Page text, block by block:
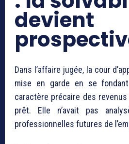
devient
Dans l’affaire jugée, la cour
mise en garde en se
caractère précaire des revenus
prêt. Elle n’avait pas
professionnelles futures de